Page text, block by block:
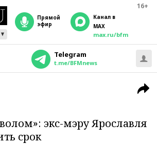
16+
прямой
эфир
Канал в
MAX
max.ru/bfm
Telegram
t.me/BFMnews
экс-мэру Ярославля
срок